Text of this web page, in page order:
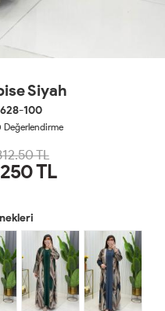
Siyah
100
Değerlendirme
TL
TL